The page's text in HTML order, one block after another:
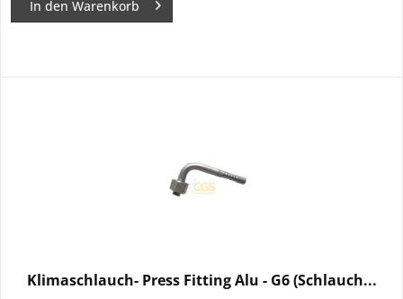
In den Warenkorb
Klimaschlauch- Press Fitting Alu - G6 (Schlauch...